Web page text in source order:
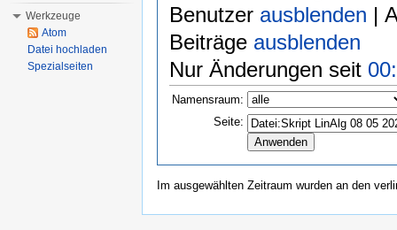
Benutzer ausblenden |
Beiträge ausblenden
Nur Änderungen seit
Namensraum:
Seite:
Im ausgewählten Zeitraum wurden an den
Werkzeuge
Atom
Datei hochladen
Spezialseiten